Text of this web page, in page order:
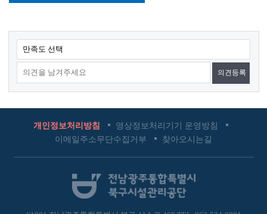
콘
텐
츠
만
만족도 선택
개인정보처리방침
영상정보처리기기 운영방침
이메일주소무단수집거부
찾아오시는길